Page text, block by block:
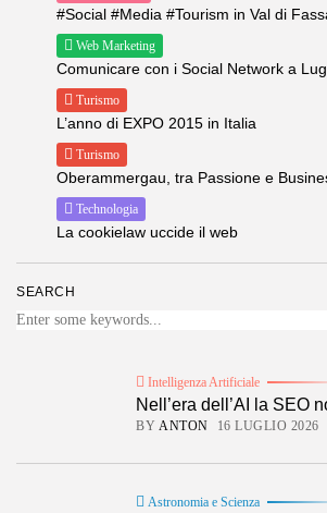
SEARCH
Intelligenza Artificiale
Nell’era dell’AI la SEO
BY ANTON 16 LUGLIO 2026
Astronomia e Scienza
#Social #Media #Tourism in Val di
Web Marketing
Comunicare con i Social Network a
Turismo
L’anno di EXPO 2015 in Italia
Turismo
Oberammergau, tra Passione e
Technologia
La cookielaw uccide il web